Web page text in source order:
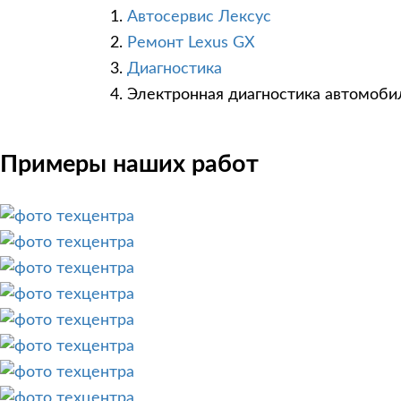
Автосервис Лексус
Ремонт Lexus GX
Диагностика
Электронная диагностика
Примеры наших работ